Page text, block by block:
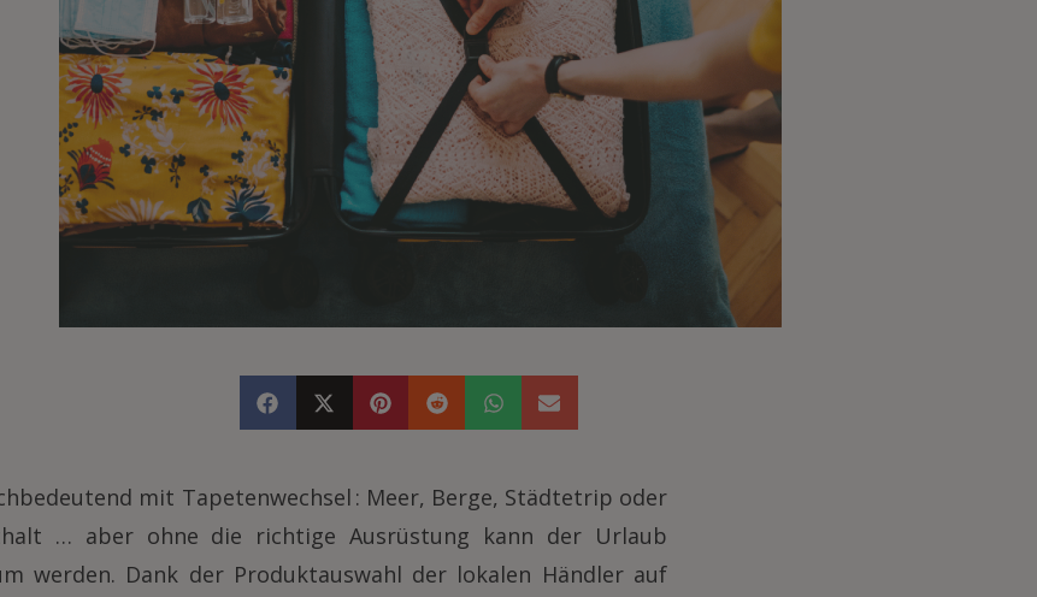
mit Tapetenwechsel : Meer, Berge, Städtetrip oder
… aber ohne die richtige Ausrüstung kann der Urlaub
werden. Dank der Produktauswahl der lokalen Händler auf